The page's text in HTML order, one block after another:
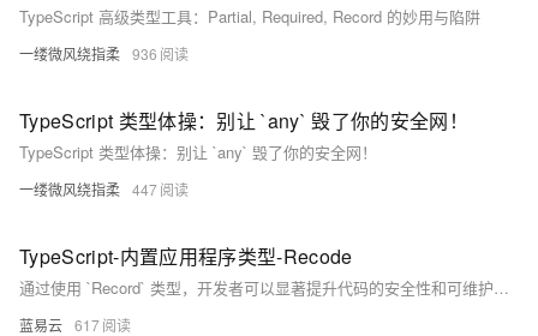
TypeScript 高级类型工具：Partial, Required, Record 的妙用与陷阱
一缕微风绕指柔 936
TypeScript 类型体操：别让 `any` 毁了你的安全网！
TypeScript 类型体操：别让 `any` 毁了你的安全网！
一缕微风绕指柔 447
TypeScript-内置应用程序类型-Recode
通过使用 `Record` 类型，开发者可以显著提升代码的安全性和可维护性。无论是配置对象、字典结构还是动态表单，`Record` 类型都提供了一个简洁、类型安全的解决方案。
蓝易云 617